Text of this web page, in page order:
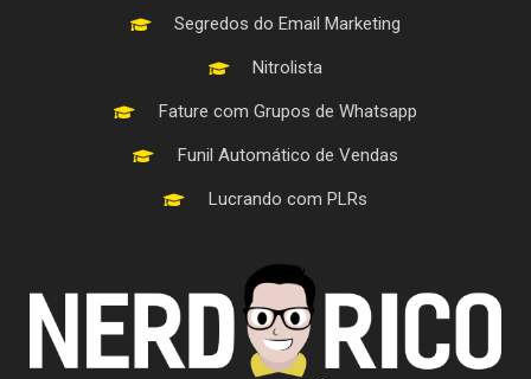
Segredos do Email Marketing
Nitrolista
Fature com Grupos de Whatsapp
Funil Automático de Vendas
Lucrando com PLRs